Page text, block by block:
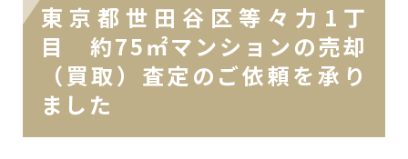
東京都世田谷区等々力1丁
目 約75㎡マンションの売却
（買取）査定のご依頼を承り
ました